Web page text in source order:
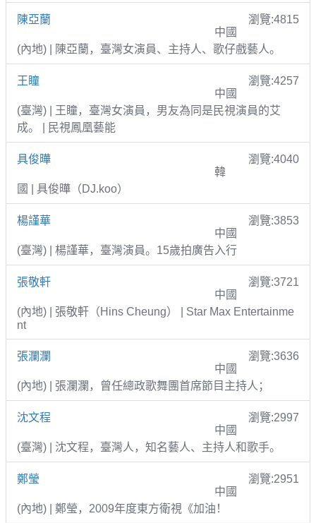
陳亞蘭
瀏覽:4815
中國
(內地) | 陳亞蘭，臺灣女演員、主持人、歌仔戲藝人。
王瞳
瀏覽:4257
中國
(臺灣) | 王瞳，臺灣女演員，男友為同是民視演員的艾
成。 | 民視鳳凰藝能
具俊曄
瀏覽:4040
韓
國 | 具俊曄（DJ.koo）
楊謹華
瀏覽:3853
中國
(臺灣) | 楊謹華，臺灣演員。15歲拍廣告入行
張敬軒
瀏覽:3721
中國
(內地) | 張敬軒（Hins Cheung） | Star Max Entertainme
nt
張瀾瀾
瀏覽:3636
中國
(內地) | 張瀾瀾，曾任總政歌舞團首席節目主持人；
沈文程
瀏覽:2997
中國
(臺灣) | 沈文程，臺灣人，知名藝人、主持人和歌手。
鄭瑩
瀏覽:2951
中國
(內地) | 鄭瑩，2009年度東方衛視《加油！